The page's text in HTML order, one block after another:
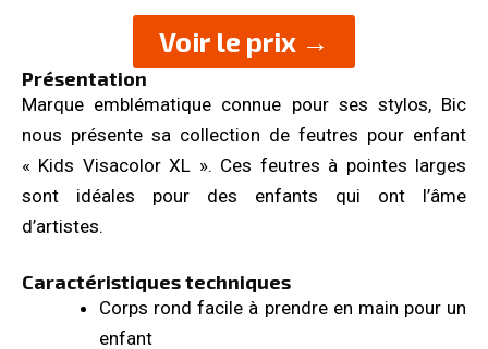
Voir le prix →
Présentation
Marque emblématique connue pour ses stylos, Bic
nous présente sa collection de feutres pour enfant
« Kids Visacolor XL ». Ces feutres à pointes larges
sont idéales pour des enfants qui ont l’âme
d’artistes.
Caractéristiques techniques
Corps rond facile à prendre en main pour un
enfant